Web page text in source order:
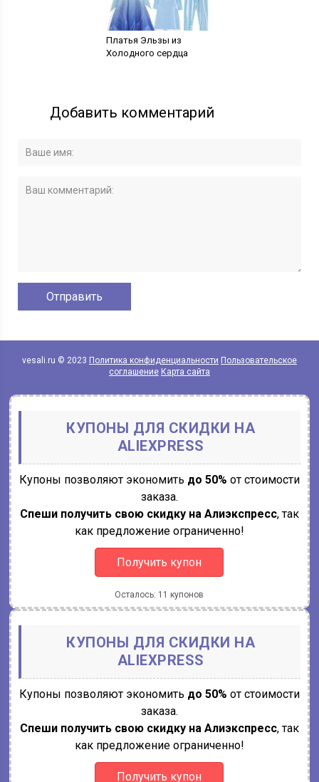
Платья Эльзы из
Холодного сердца
Добавить комментарий
vesali.ru © 2023 Политика конфиденциальности Пользовательское
соглашение Карта сайта
КУПОНЫ ДЛЯ СКИДКИ НА
ALIEXPRESS
Купоны позволяют экономить до 50% от стоимости
заказа.
Спеши получить свою скидку на Алиэкспресс, так
как предложение ограниченно!
Получить купон
Осталось: 11 купонов
КУПОНЫ ДЛЯ СКИДКИ НА
ALIEXPRESS
Купоны позволяют экономить до 50% от стоимости
заказа.
Спеши получить свою скидку на Алиэкспресс, так
как предложение ограниченно!
Получить купон